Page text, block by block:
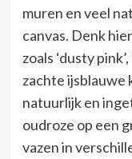
muren en veel
canvas. Denk
zoals ‘dusty
zachte ijsblauwe
natuurlijk en
oudroze op een
vazen in